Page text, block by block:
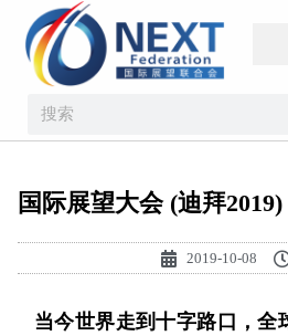
国际展望大会 (迪拜
2019-10-08
当今世界走到十字路口，全